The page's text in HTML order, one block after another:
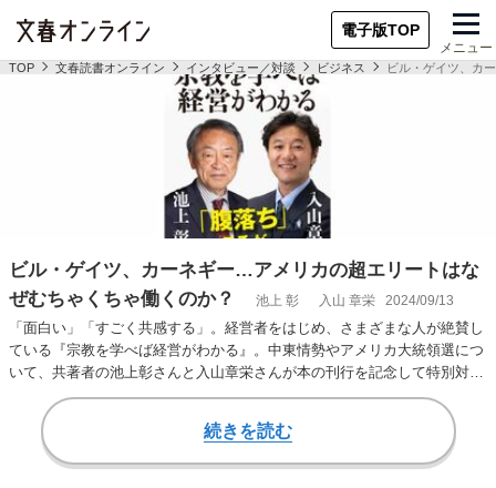
電子版TOP
メニュー
TOP 文春読書オンライン インタビュー／対談 ビジネス ビル・ゲイツ、カ
ビル・ゲイツ、カーネギー…アメリカの超エリートはな
ぜむちゃくちゃ働くのか？
池上 彰 入山 章栄 2024/09/13
「面白い」「すごく共感する」。経営者をはじめ、さまざまな人が絶賛し
ている『宗教を学べば経営がわかる』。中東情勢やアメリカ大統領選につ
いて、共著者の池上彰さんと入山章栄さんが本の刊行を記念して特別対談
を行った。＊この対…
続きを読む